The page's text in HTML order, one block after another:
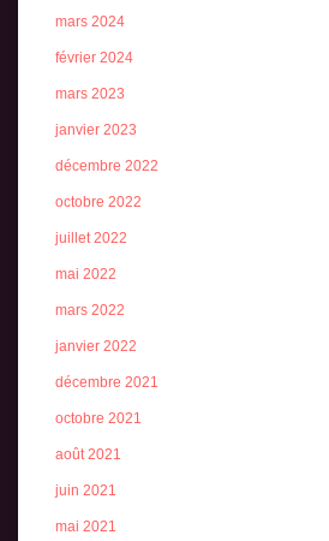
mars 2024
février 2024
mars 2023
janvier 2023
décembre 2022
octobre 2022
juillet 2022
mai 2022
mars 2022
janvier 2022
décembre 2021
octobre 2021
août 2021
juin 2021
mai 2021